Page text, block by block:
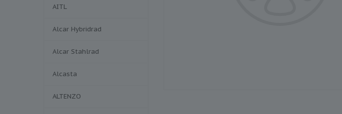
AITL
Alcar Hybridrad
Alcar Stahlrad
Alcasta
ALTENZO